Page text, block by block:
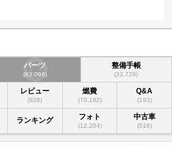
パーツ
(83,099)
整備手帳
(33,728)
レビュー
(928)
燃費
(70,162)
Q&A
(193)
ランキング フォト
(12,204)
中古車
(516)